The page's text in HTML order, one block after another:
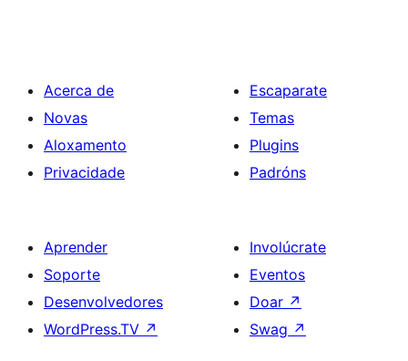
Acerca de
Novas
Aloxamento
Privacidade
Escaparate
Temas
Plugins
Padróns
Aprender
Soporte
Desenvolvedores
WordPress.TV ↗
Involúcrate
Eventos
Doar ↗
Swag ↗